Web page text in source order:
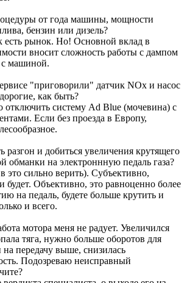
от года машины, мощности
бензин или дизель?
есть рынок. Но! Основной вклад в
вносит сложность работы с дампом
с машиной.
"приговорили" датчик NOx и насос
как быть?
систему Ad Blue (мочевина) с
Если без проезда в Европу,
и добиться увеличения крутящего
обманки на электроннную педаль газа?
это сильно верить). Субъективно,
будет. Объективно, это равноценно более
на педаль, будете больше крутить и
и всего.
мотора меня не радует. Увеличился
тяга, нужно больше оборотов для
передачу выше, снизилась
Подозреваю неисправный